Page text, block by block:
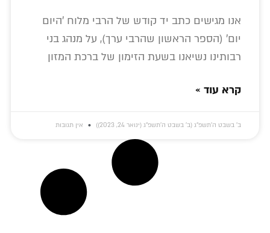
אנו מגישים כתב יד קודש של הרבי מלוח 'היום
יום' (הספר הראשון שהרבי ערך), על מנהג בני
רבותינו נשיאנו בשעת הזימון של ברכת המזון
קרא עוד »
ב׳ בשבט ה׳תשפ״ג (ב׳ בשבט ה׳תשפ״ג (ינואר 24, 2023)) אין תגובות